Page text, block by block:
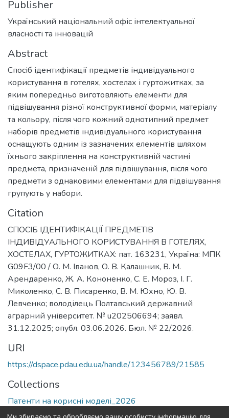
Publisher
Український національний офіс інтелектуальної
власності та інновацій
Abstract
Спосіб ідентифікації предметів індивідуального
користування в готелях, хостелах і гуртожитках, за
яким попередньо виготовляють елементи для
підвішування різної конструктивної форми, матеріалу
та кольору, після чого кожний однотипний предмет
наборів предметів індивідуального користування
оснащують одним із зазначених елементів шляхом
їхнього закріплення на конструктивній частині
предмета, призначеній для підвішування, після чого
предмети з однаковими елементами для підвішування
групують у набори.
Citation
СПОСІБ ІДЕНТИФІКАЦІЇ ПРЕДМЕТІВ
ІНДИВІДУАЛЬНОГО КОРИСТУВАННЯ В ГОТЕЛЯХ,
ХОСТЕЛАХ, ГУРТОЖИТКАХ: пат. 163231, Україна: МПК
G09F3/00 / О. М. Іванов, О. В. Калашник, В. М.
Арендаренко, Ж. А. Кононенко, С. Е. Мороз, І. Г.
Миколенко, С. В. Писаренко, В. М. Юхно, Ю. В.
Левченко; володілець Полтавський державний
аграрний університет. № u202506694; заявл.
31.12.2025; опубл. 03.06.2026. Бюл. № 22/2026.
URI
https://dspace.pdau.edu.ua/handle/123456789/21585
Collections
Патенти на корисні моделі_2026